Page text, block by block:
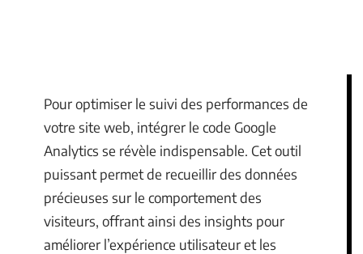
Pour optimiser le suivi des performances de
votre site web, intégrer le code Google
Analytics se révèle indispensable. Cet outil
puissant permet de recueillir des données
précieuses sur le comportement des
visiteurs, offrant ainsi des insights pour
améliorer l’expérience utilisateur et les